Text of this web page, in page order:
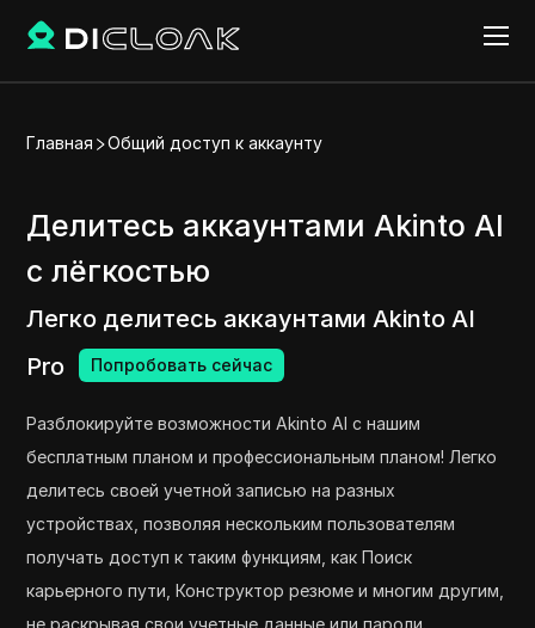
Главная Общий доступ к аккаунту
Делитесь аккаунтами Akinto AI
с лёгкостью
Легко делитесь аккаунтами Akinto AI
Pro
Попробовать сейчас
Разблокируйте возможности Akinto AI с нашим
бесплатным планом и профессиональным планом! Легко
делитесь своей учетной записью на разных
устройствах, позволяя нескольким пользователям
получать доступ к таким функциям, как Поиск
карьерного пути, Конструктор резюме и многим другим,
не раскрывая свои учетные данные или пароли.